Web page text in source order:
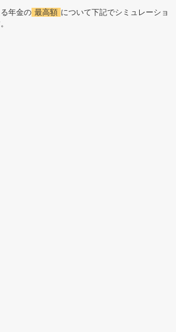
年金の 最高額 について下記でシミュレーショ